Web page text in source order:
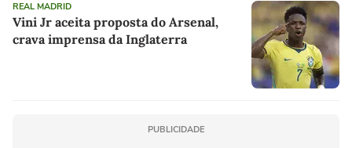
REAL MADRID
Vini Jr aceita proposta do Arsenal,
crava imprensa da Inglaterra
PUBLICIDADE